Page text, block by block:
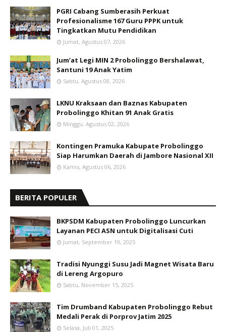
PGRI Cabang Sumberasih Perkuat
Profesionalisme 167 Guru PPPK untuk
Tingkatkan Mutu Pendidikan
Jumat, Agustus 07, 2026
Jum’at Legi MIN 2 Probolinggo Bershalawat,
Santuni 19 Anak Yatim
Sabtu, Agustus 08, 2026
LKNU Kraksaan dan Baznas Kabupaten
Probolinggo Khitan 91 Anak Gratis
Minggu, Agustus 02, 2026
Kontingen Pramuka Kabupate Probolinggo
Siap Harumkan Daerah di Jambore Nasional XII
Kamis, Agustus 06, 2026
BERITA POPULER
BKPSDM Kabupaten Probolinggo Luncurkan
Layanan PECI ASN untuk Digitalisasi Cuti
Jumat, September 19, 2025
Tradisi Nyunggi Susu Jadi Magnet Wisata Baru
di Lereng Argopuro
Sabtu, November 15, 2025
Tim Drumband Kabupaten Probolinggo Rebut
Medali Perak di Porprov Jatim 2025
Selasa, Juli 01, 2025